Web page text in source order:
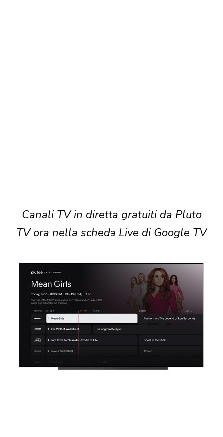
Canali TV in diretta gratuiti da Pluto
TV ora nella scheda Live di Google TV